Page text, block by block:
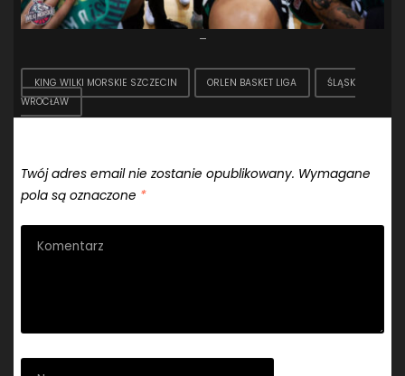
–
KING WILKI MORSKIE SZCZECIN ORLEN BASKET LIGA
ŚLĄSK
WROCŁAW
Twój adres email nie zostanie opublikowany. Wymagane
pola są oznaczone *